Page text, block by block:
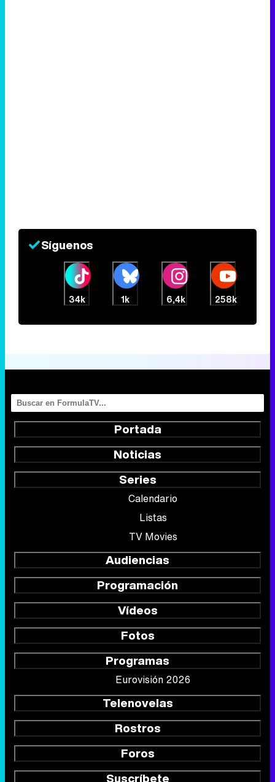
Síguenos
34k 1k 6,4k 258k
Portada
Noticias
Series
Calendario
Listas
TV Movies
Audiencias
Programación
Vídeos
Fotos
Programas
Eurovisión 2026
Telenovelas
Rostros
Foros
Suscríbete